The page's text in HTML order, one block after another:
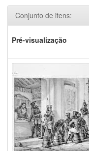
Conjunto de itens:
Pré-visualização